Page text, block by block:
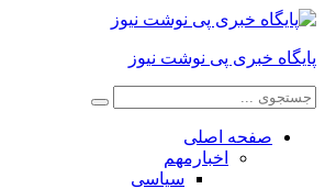
پایگاه خبری پی نوشت نیوز
صفحه اصلی
اخبارمهم
سیاسی